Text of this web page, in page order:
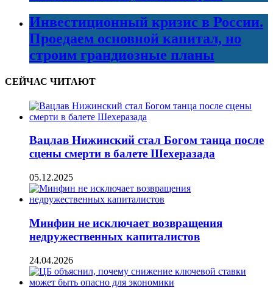
Инвестиционный кризис в России.
Проедаем основной капитал, но
строим грандиозные планы
СЕЙЧАС ЧИТАЮТ
Вацлав Нижинский стал Богом танца после
сцены смерти в балете Шехеразада
05.12.2025
Минфин не исключает возвращения
недружественных капиталистов
24.04.2026